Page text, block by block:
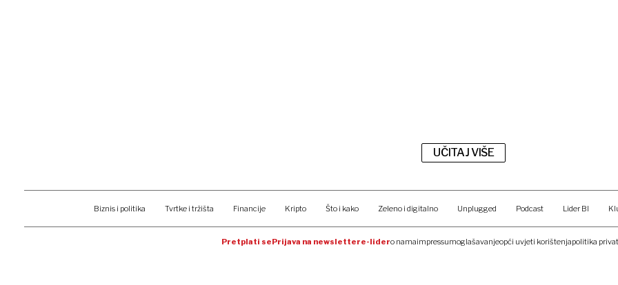
UČITAJ VIŠE
Biznis i politika Tvrtke i tržišta Financije Kripto Što i kako Zeleno i digitalno Unplugged Podcast Lider BI
Pretplati sePrijava na newslettere-lidero namaimpressumoglašavanjeopći uvjeti korištenjapolitika